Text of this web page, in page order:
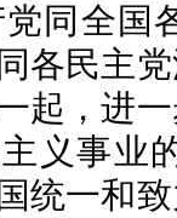
同全国
各民主
起，进
义事业
统一和